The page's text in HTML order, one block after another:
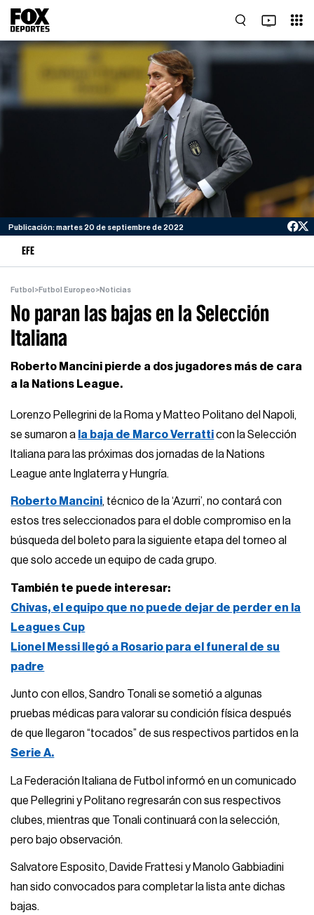
Publicación: martes 20 de septiembre de 2022
EFE
Futbol >Futbol Europeo>Noticias
No paran las bajas en la Selección
Italiana
Roberto Mancini pierde a dos jugadores más de cara
a la Nations League.
Lorenzo Pellegrini de la Roma y Matteo Politano del Napoli,
se sumaron a la baja de Marco Verratticon la Selección
Italiana para las próximas dos jornadas de la Nations
League ante Inglaterra y Hungría.
Roberto Mancini, técnico de la ‘Azurri’, no contará con
estos tres seleccionados para el doble compromiso en la
búsqueda del boleto para la siguiente etapa del torneo al
que solo accede un equipo de cada grupo.
También te puede interesar:
Chivas, el equipo que no puede dejar de perder en la
Leagues Cup
Lionel Messi llegó a Rosario para el funeral de su
padre
Junto con ellos, Sandro Tonali se sometió a algunas
pruebas médicas para valorar su condición física después
de que llegaron “tocados” de sus respectivos partidos en la
Serie A.
La Federación Italiana de Futbol informó en un comunicado
que Pellegrini y Politano regresarán con sus respectivos
clubes, mientras que Tonali continuará con la selección,
pero bajo observación.
Salvatore Esposito, Davide Frattesi y Manolo Gabbiadini
han sido convocados para completar la lista ante dichas
bajas.